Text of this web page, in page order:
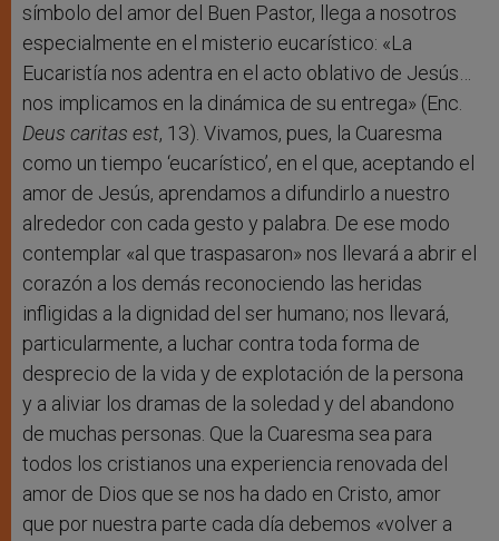
símbolo del amor del Buen Pastor, llega a nosotros
especialmente en el misterio eucarístico: «La
Eucaristía nos adentra en el acto oblativo de Jesús…
nos implicamos en la dinámica de su entrega» (Enc.
Deus caritas est, 13). Vivamos, pues, la Cuaresma
como un tiempo ‘eucarístico’, en el que, aceptando el
amor de Jesús, aprendamos a difundirlo a nuestro
alrededor con cada gesto y palabra. De ese modo
contemplar «al que traspasaron» nos llevará a abrir el
corazón a los demás reconociendo las heridas
infligidas a la dignidad del ser humano; nos llevará,
particularmente, a luchar contra toda forma de
desprecio de la vida y de explotación de la persona
y a aliviar los dramas de la soledad y del abandono
de muchas personas. Que la Cuaresma sea para
todos los cristianos una experiencia renovada del
amor de Dios que se nos ha dado en Cristo, amor
que por nuestra parte cada día debemos «volver a